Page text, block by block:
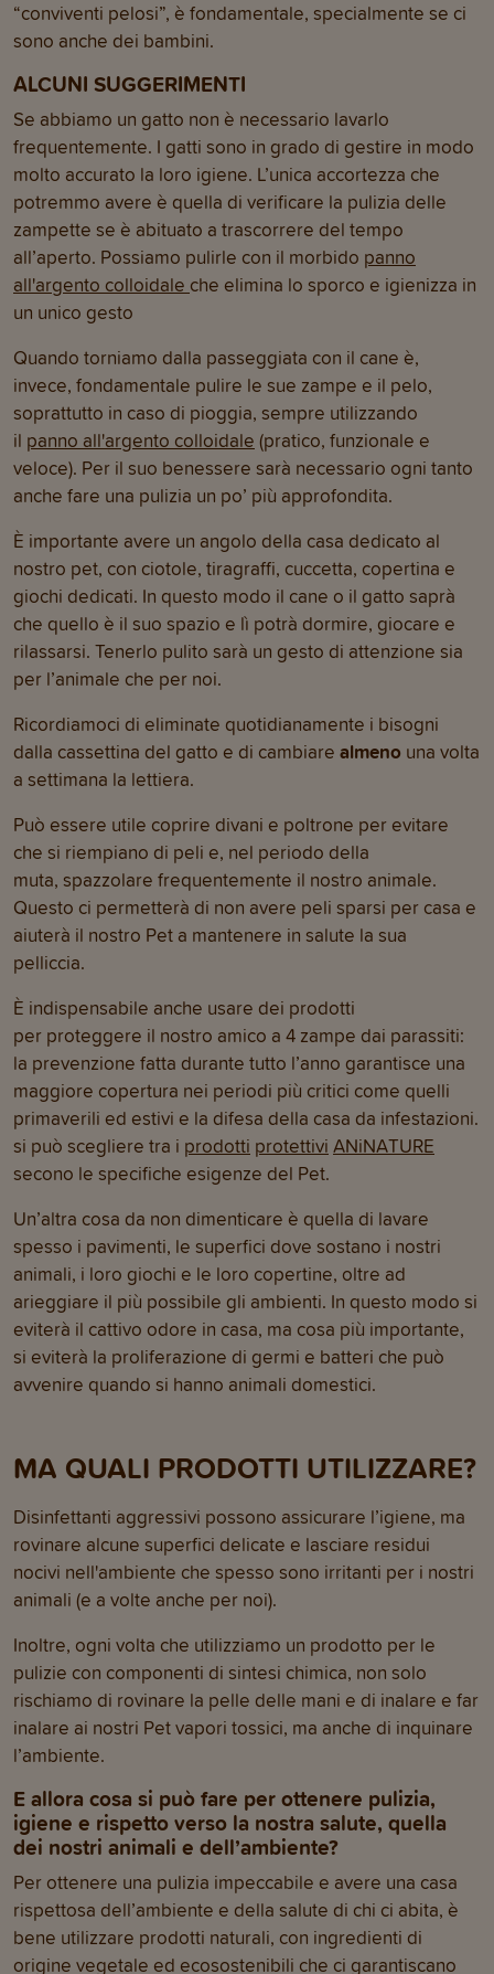
“conviventi pelosi”, è fondamentale, specialmente se ci
sono anche dei bambini.
ALCUNI SUGGERIMENTI
Se abbiamo un gatto non è necessario lavarlo
frequentemente. I gatti sono in grado di gestire in modo
molto accurato la loro igiene. L’unica accortezza che
potremmo avere è quella di verificare la pulizia delle
zampette se è abituato a trascorrere del tempo
all’aperto. Possiamo pulirle con il morbido panno
all'argento colloidale che elimina lo sporco e igienizza in
un unico gesto
Quando torniamo dalla passeggiata con il cane è,
invece, fondamentale pulire le sue zampe e il pelo,
soprattutto in caso di pioggia, sempre utilizzando
il panno all'argento colloidale (pratico, funzionale e
veloce). Per il suo benessere sarà necessario ogni tanto
anche fare una pulizia un po’ più approfondita.
È importante avere un angolo della casa dedicato al
nostro pet, con ciotole, tiragraffi, cuccetta, copertina e
giochi dedicati. In questo modo il cane o il gatto saprà
che quello è il suo spazio e lì potrà dormire, giocare e
rilassarsi. Tenerlo pulito sarà un gesto di attenzione sia
per l’animale che per noi.
Ricordiamoci di eliminate quotidianamente i bisogni
dalla cassettina del gatto e di cambiare almeno una volta
a settimana la lettiera.
Può essere utile coprire divani e poltrone per evitare
che si riempiano di peli e, nel periodo della
muta, spazzolare frequentemente il nostro animale.
Questo ci permetterà di non avere peli sparsi per casa e
aiuterà il nostro Pet a mantenere in salute la sua
pelliccia.
È indispensabile anche usare dei prodotti
per proteggere il nostro amico a 4 zampe dai parassiti:
la prevenzione fatta durante tutto l’anno garantisce una
maggiore copertura nei periodi più critici come quelli
primaverili ed estivi e la difesa della casa da infestazioni.
si può scegliere tra i prodotti protettivi ANiNATURE
secono le specifiche esigenze del Pet.
Un’altra cosa da non dimenticare è quella di lavare
spesso i pavimenti, le superfici dove sostano i nostri
animali, i loro giochi e le loro copertine, oltre ad
arieggiare il più possibile gli ambienti. In questo modo si
eviterà il cattivo odore in casa, ma cosa più importante,
si eviterà la proliferazione di germi e batteri che può
avvenire quando si hanno animali domestici.
MA QUALI PRODOTTI UTILIZZARE?
Disinfettanti aggressivi possono assicurare l’igiene, ma
rovinare alcune superfici delicate e lasciare residui
nocivi nell'ambiente che spesso sono irritanti per i nostri
animali (e a volte anche per noi).
Inoltre, ogni volta che utilizziamo un prodotto per le
pulizie con componenti di sintesi chimica, non solo
rischiamo di rovinare la pelle delle mani e di inalare e far
inalare ai nostri Pet vapori tossici, ma anche di inquinare
l’ambiente.
E allora cosa si può fare per ottenere pulizia,
igiene e rispetto verso la nostra salute, quella
dei nostri animali e dell’ambiente?
Per ottenere una pulizia impeccabile e avere una casa
rispettosa dell’ambiente e della salute di chi ci abita, è
bene utilizzare prodotti naturali, con ingredienti di
origine vegetale ed ecosostenibili che ci garantiscano